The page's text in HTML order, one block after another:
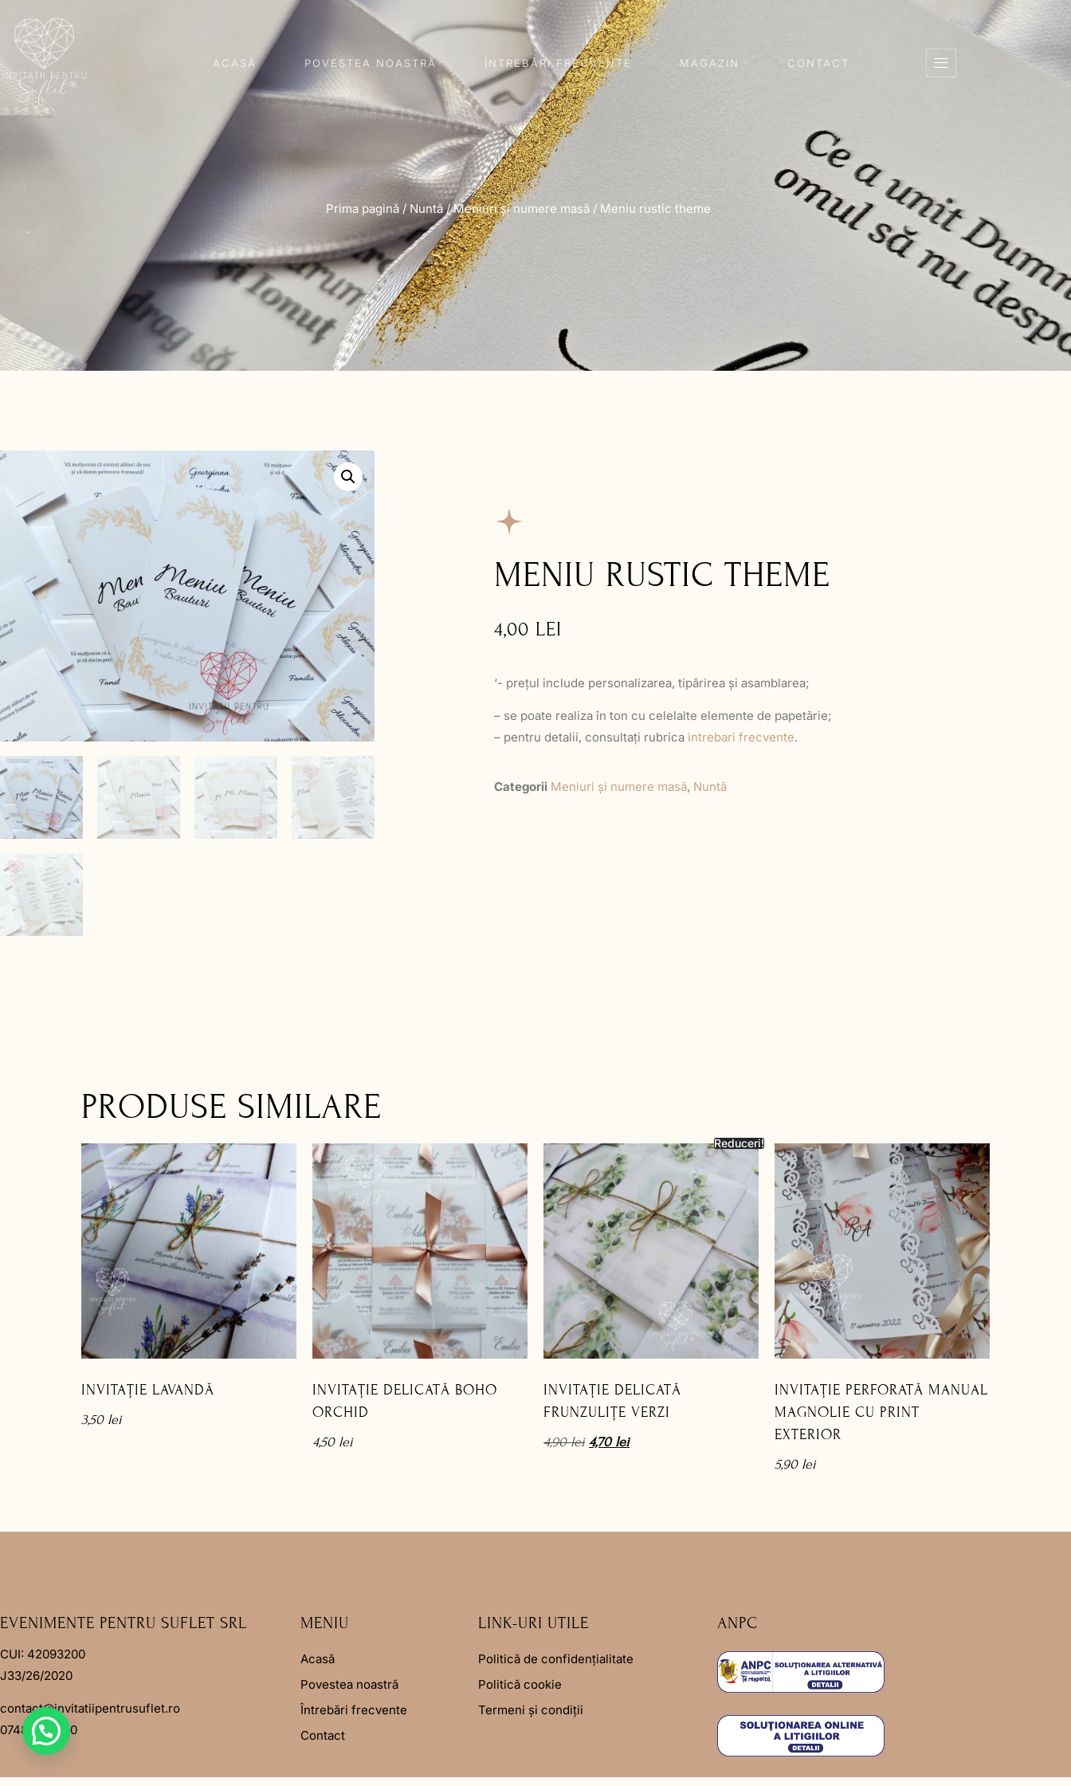
ACASĂ POVESTEA NOASTRĂ ÎNTREBĂRI FRECVENTE MAGAZIN CONTACT
Prima pagină/Nuntă/Meniuri și numere masă/ Meniu rustic theme
MENIU RUSTIC THEME
4,00 LEI
‘- prețul include personalizarea, tipărirea și asamblarea;
– se poate realiza în ton cu celelalte elemente de papetărie;
– pentru detalii, consultați rubrica intrebari frecvente.
Categorii Meniuri și numere masă, Nuntă
PRODUSE SIMILARE
INVITAȚIE LAVANDĂ
3,50 lei
INVITAȚIE DELICATĂ BOHO
ORCHID
4,50 lei
Reduceri!
INVITAȚIE DELICATĂ
FRUNZULIȚE VERZI
4,90lei 4,70lei
INVITAȚIE PERFORATĂ MANUAL
MAGNOLIE CU PRINT
EXTERIOR
5,90 lei
EVENIMENTE PENTRU SUFLET SRL
CUI: 42093200
J33/26/2020
contact@invitatiipentrusuflet.ro
0748 825 690
MENIU
Acasă
Povestea noastră
Întrebări frecvente
Contact
LINK-URI UTILE
Politică de confidențialitate
Politică cookie
Termeni și condiții
ANPC